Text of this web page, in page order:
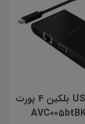
هاب USB-C بلکین 4 پورت